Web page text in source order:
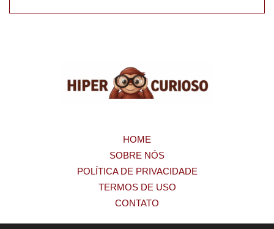
HOME
SOBRE NÓS
POLÍTICA DE PRIVACIDADE
TERMOS DE USO
CONTATO